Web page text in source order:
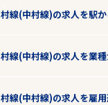
線(中村線)の求人を駅
線(中村線)の求人を業
線(中村線)の求人を雇